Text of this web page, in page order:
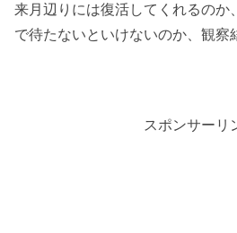
来月辺りには復活してくれるのか
で待たないといけないのか、観察
スポンサーリ